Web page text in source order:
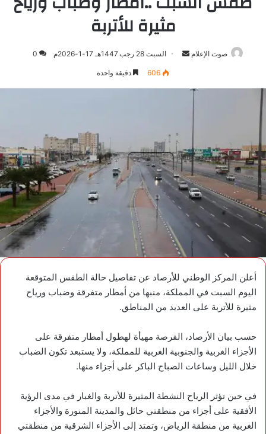
مثيرة للأتربة
صوت الإعلام
أرسلالسبت 28 رجب 1447هـ 17-1-2026م 0
606 دقيقة واحدة
أعلن المركز الوطني للأرصاد عن تفاصيل حالة الطقس المتوقعة
اليوم السبت في المملكة، منبها من أمطار متفرقة وضباب ورياح
مثيرة للأتربة على العديد من المناطق.
حسب بيان الأرصاد، الفرصة مهيأة لهطول أمطار متفرقة على
الأجزاء الغربية والجنوبية الغربية للمملكة، ولا يستبعد تكون الضباب
خلال الليل وساعات الصباح الباكر على أجزاء منها.
في حين تؤثر الرياح النشطة المثيرة للأتربة والغبار في مدى الرؤية
الأفقية على أجزاء من منطقتي حائل والمدينة المنورة والأجزاء
الغربية من منطقة الرياض، وتمتد إلى الأجزاء الشرقية من منطقتي